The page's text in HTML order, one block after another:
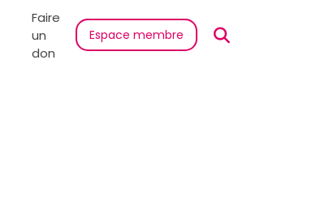
Faire
un
don
Espace membre